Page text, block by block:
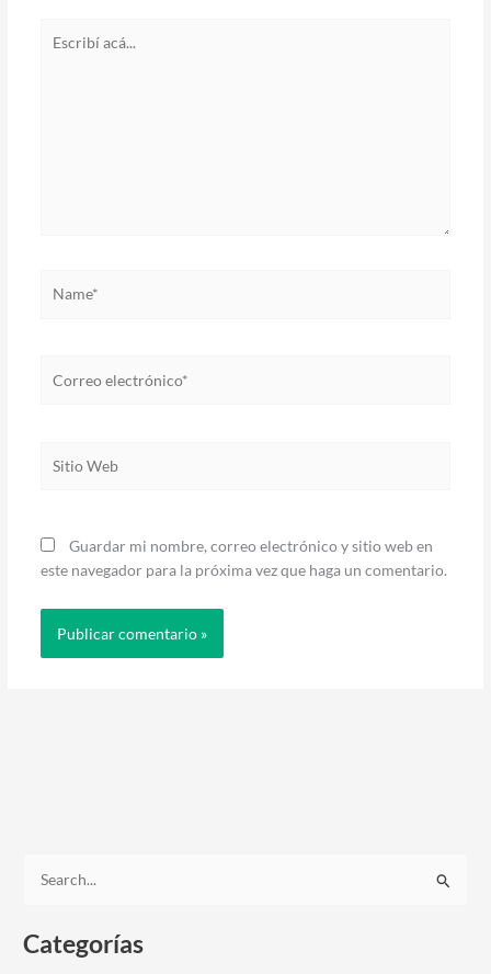
acá...
electrónico*
Web
Guardar mi nombre, correo electrónico y sitio web en
este navegador para la próxima vez que haga un comentario.
s
Categorías